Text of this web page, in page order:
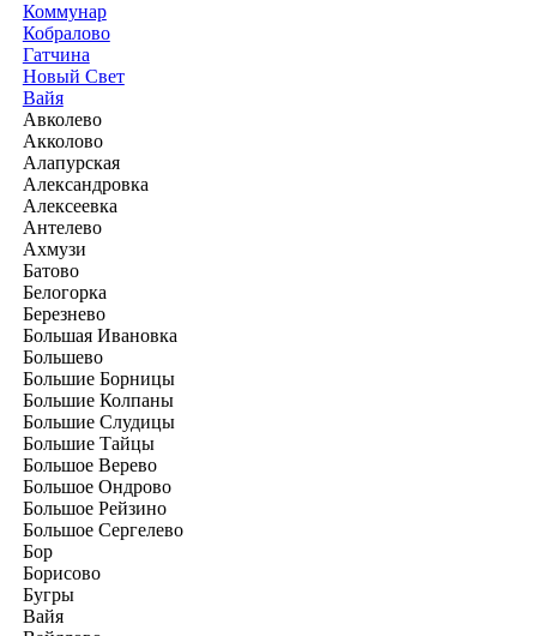
Коммунар
Кобралово
Гатчина
Новый Свет
Вайя
Авколево
Акколово
Алапурская
Александровка
Алексеевка
Антелево
Ахмузи
Батово
Белогорка
Березнево
Большая Ивановка
Большево
Большие Борницы
Большие Колпаны
Большие Слудицы
Большие Тайцы
Большое Верево
Большое Ондрово
Большое Рейзино
Большое Сергелево
Бор
Борисово
Бугры
Вайя